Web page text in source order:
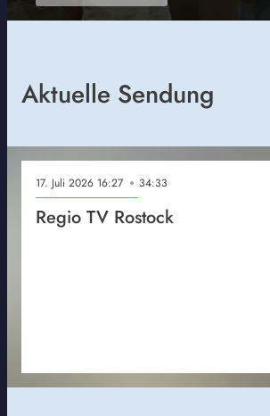
Aktuelle Sendung
17. Juli 2026 16:27 34:33
Regio TV Rostock